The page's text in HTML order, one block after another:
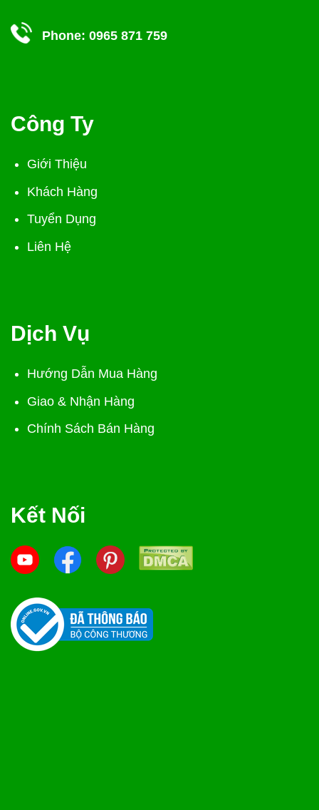
Phone: 0965 871 759
Công Ty
Giới Thiệu
Khách Hàng
Tuyển Dụng
Liên Hệ
Dịch Vụ
Hướng Dẫn Mua Hàng
Giao & Nhận Hàng
Chính Sách Bán Hàng
Kết Nối